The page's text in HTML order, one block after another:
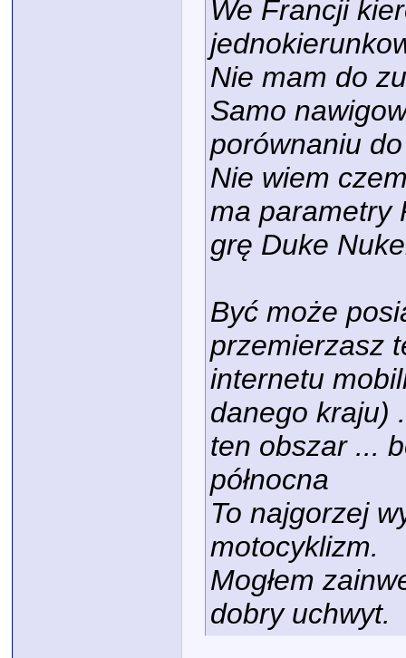
We Francji
Nie mam do
Samo
porównaniu
Nie wiem
ma parametry
grę Duke
Być może
przemierzasz
internetu
danego kraju)
ten obszar ...
północna
To najgorzej
motocyklizm.
Mogłem
dobry uchwyt.